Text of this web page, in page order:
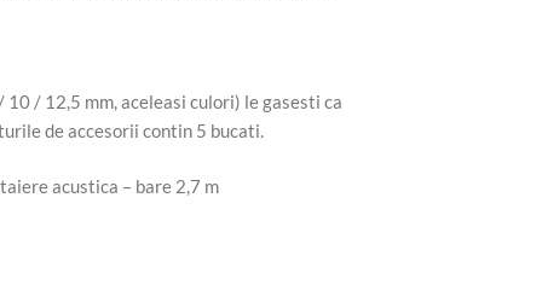
/ 12,5 mm, aceleasi culori) le gasesti ca
de accesorii contin 5 bucati.